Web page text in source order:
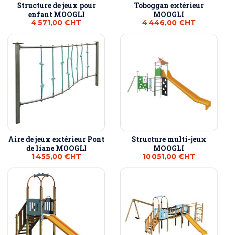
Structure de jeux pour
enfant MOOGLI
4 571,00 €HT
Toboggan extérieur
MOOGLI
4 446,00 €HT
Aire de jeux extérieur Pont
de liane MOOGLI
1 455,00 €HT
Structure multi-jeux
MOOGLI
10 051,00 €HT